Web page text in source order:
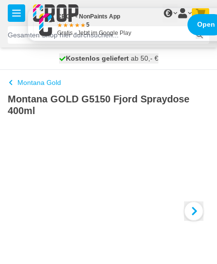
Zum Inhalt springen
€
heute versendet
Kostenlos geliefertab 50,- €
100 Tage
Montana Gold
Montana GOLD G5150 Fjord Spraydose
400ml
CROP - NonPaints App
5
Gratis - Jetzt im Google Play
Open